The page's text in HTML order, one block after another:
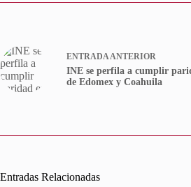
ENTRADAANTERIOR
INE se perfila a cumplir
de Edomex y Coahuila
Entradas Relacionadas